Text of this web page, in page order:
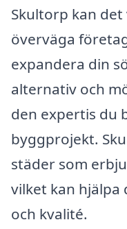
Skultorp kan
överväga
expandera din
alternativ och
den expertis du
byggprojekt.
städer som
vilket kan hjälpa
och kvalité.